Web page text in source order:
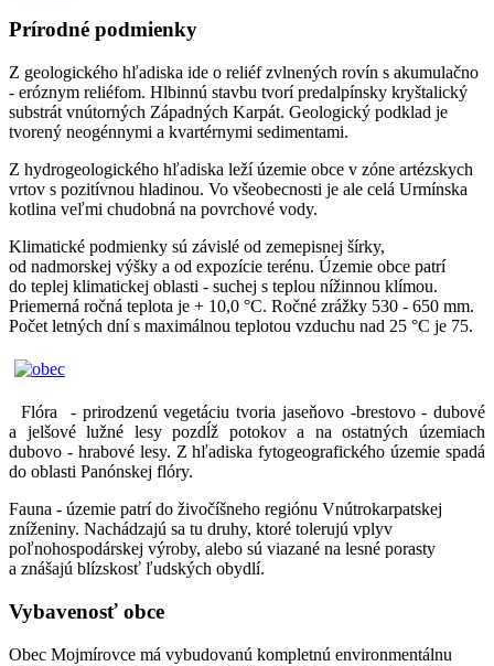
Prírodné podmienky
Z geologického hľadiska ide o reliéf zvlnených rovín s akumulačno
- eróznym reliéfom. Hlbinnú stavbu tvorí predalpínsky kryštalický
substrát vnútorných Západných Karpát. Geologický podklad je
tvorený neogénnymi a kvartérnymi sedimentami.
Z hydrogeologického hľadiska leží územie obce v zóne artézskych
vrtov s pozitívnou hladinou. Vo všeobecnosti je ale celá Urmínska
kotlina veľmi chudobná na povrchové vody.
Klimatické podmienky sú závislé od zemepisnej šírky,
od nadmorskej výšky a od expozície terénu. Územie obce patrí
do teplej klimatickej oblasti - suchej s teplou nížinnou klímou.
Priemerná ročná teplota je + 10,0 °C. Ročné zrážky 530 - 650 mm.
Počet letných dní s maximálnou teplotou vzduchu nad 25 °C je 75.
Flóra - prirodzenú vegetáciu tvoria jaseňovo -brestovo - dubové
a jelšové lužné lesy pozdĺž potokov a na ostatných územiach
dubovo - hrabové lesy. Z hľadiska fytogeografického územie spadá
do oblasti Panónskej flóry.
Fauna - územie patrí do živočíšneho regiónu Vnútrokarpatskej
zníženiny. Nachádzajú sa tu druhy, ktoré tolerujú vplyv
poľnohospodárskej výroby, alebo sú viazané na lesné porasty
a znášajú blízskosť ľudských obydlí.
Vybavenosť obce
Obec Mojmírovce má vybudovanú kompletnú environmentálnu